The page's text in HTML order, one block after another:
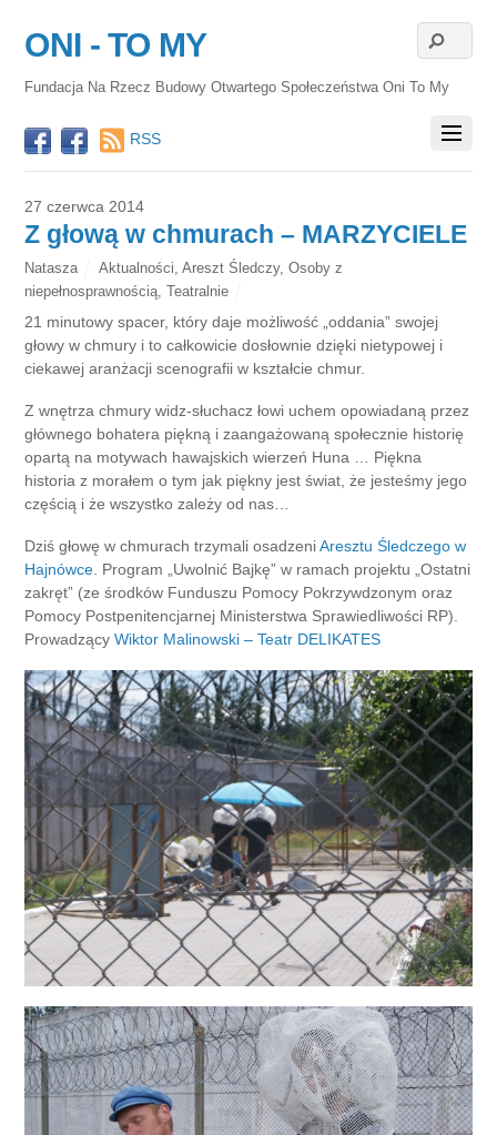
ONI - TO MY
Fundacja Na Rzecz Budowy Otwartego Społeczeństwa Oni To My
RSS
27 czerwca 2014
Z głową w chmurach – MARZYCIELE
Natasza Aktualności Areszt Śledczy, Osoby z
niepełnosprawnością ,Teatralnie
21 minutowy spacer, który daje możliwość „oddania” swojej
głowy w chmury i to całkowicie dosłownie dzięki nietypowej i
ciekawej aranżacji scenografii w kształcie chmur.
Z wnętrza chmury widz-słuchacz łowi uchem opowiadaną przez
głównego bohatera piękną i zaangażowaną społecznie historię
opartą na motywach hawajskich wierzeń Huna … Piękna
historia z morałem o tym jak piękny jest świat, że jesteśmy jego
częścią i że wszystko zależy od nas…
Dziś głowę w chmurach trzymali osadzeniAresztu Śledczego w
Hajnówce . Program „Uwolnić Bajkę” w ramach projektu „Ostatni
zakręt” (ze środków Funduszu Pomocy Pokrzywdzonym oraz
Pomocy Postpenitencjarnej Ministerstwa Sprawiedliwości RP).
ProwadzącyWiktor Malinowski – Teatr DELIKATES